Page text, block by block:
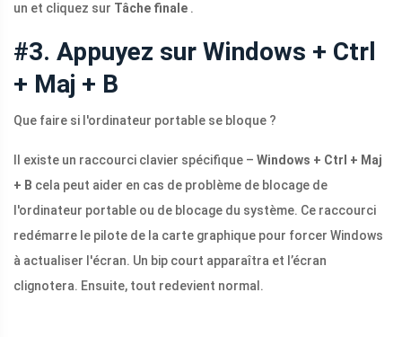
un et cliquez sur Tâche finale .
#3. Appuyez sur Windows + Ctrl
+ Maj + B
Que faire si l'ordinateur portable se bloque ?
Il existe un raccourci clavier spécifique – Windows + Ctrl + Maj
+ B cela peut aider en cas de problème de blocage de
l'ordinateur portable ou de blocage du système. Ce raccourci
redémarre le pilote de la carte graphique pour forcer Windows
à actualiser l'écran. Un bip court apparaîtra et l’écran
clignotera. Ensuite, tout redevient normal.